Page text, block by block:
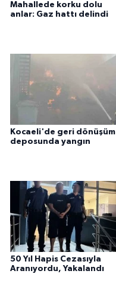
Mahallede korku dolu
anlar: Gaz hattı delindi
Kocaeli'de geri dönüşüm
deposunda yangın
50 Yıl Hapis Cezasıyla
Aranıyordu, Yakalandı